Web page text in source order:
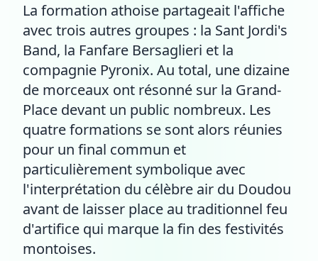
La formation athoise partageait l'affiche
avec trois autres groupes : la Sant Jordi's
Band, la Fanfare Bersaglieri et la
compagnie Pyronix. Au total, une dizaine
de morceaux ont résonné sur la Grand-
Place devant un public nombreux. Les
quatre formations se sont alors réunies
pour un final commun et
particulièrement symbolique avec
l'interprétation du célèbre air du Doudou
avant de laisser place au traditionnel feu
d'artifice qui marque la fin des festivités
montoises.